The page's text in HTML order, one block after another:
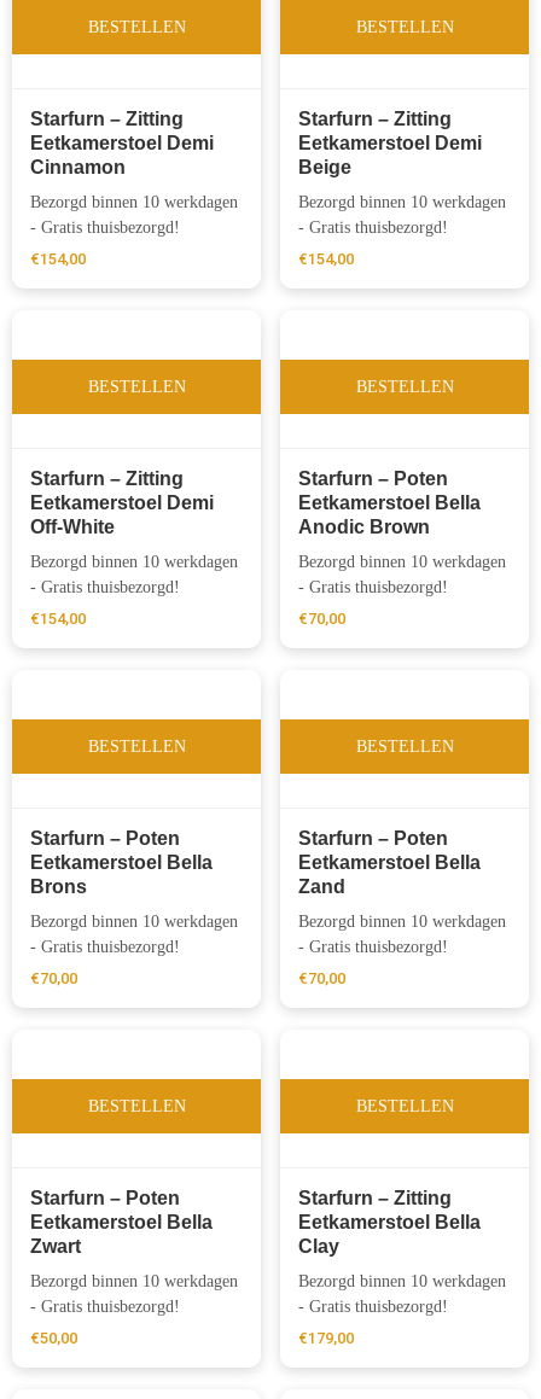
BESTELLEN
Starfurn – Zitting
Eetkamerstoel Demi
Cinnamon
Bezorgd binnen 10 werkdagen
- Gratis thuisbezorgd!
€154,00
BESTELLEN
Starfurn – Zitting
Eetkamerstoel Demi
Beige
Bezorgd binnen 10 werkdagen
- Gratis thuisbezorgd!
€154,00
BESTELLEN
Starfurn – Zitting
Eetkamerstoel Demi
Off-White
Bezorgd binnen 10 werkdagen
- Gratis thuisbezorgd!
€154,00
BESTELLEN
Starfurn – Poten
Eetkamerstoel Bella
Anodic Brown
Bezorgd binnen 10 werkdagen
- Gratis thuisbezorgd!
€70,00
BESTELLEN
Starfurn – Poten
Eetkamerstoel Bella
Brons
Bezorgd binnen 10 werkdagen
- Gratis thuisbezorgd!
€70,00
BESTELLEN
Starfurn – Poten
Eetkamerstoel Bella
Zand
Bezorgd binnen 10 werkdagen
- Gratis thuisbezorgd!
€70,00
BESTELLEN
Starfurn – Poten
Eetkamerstoel Bella
Zwart
Bezorgd binnen 10 werkdagen
- Gratis thuisbezorgd!
€50,00
BESTELLEN
Starfurn – Zitting
Eetkamerstoel Bella
Clay
Bezorgd binnen 10 werkdagen
- Gratis thuisbezorgd!
€179,00